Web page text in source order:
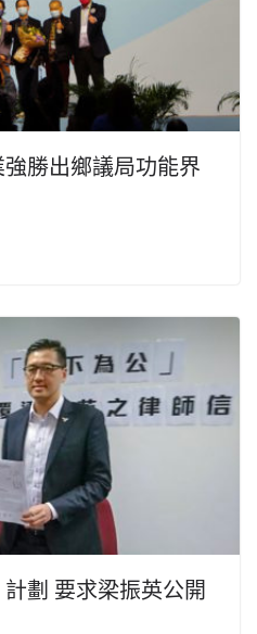
強勝出鄉議局功能界
劃 要求梁振英公開